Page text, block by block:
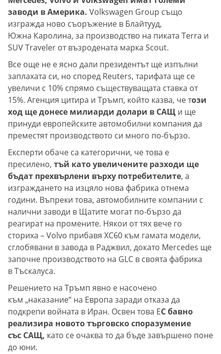
заводи в Америка. Volkswagen Group също
изгражда ново съоръжение в Блайтууд,
Южна Каролина, за производство на пиката Terra и
SUV Traveler от възродената марка Scout.
Все още не е ясно дали президентът ще изпълни
заплахата си, но според Reuters, тарифата ще се
увеличи с 10% спрямо съществуващата ставка от
15%. Агенция цитира и Тръмп, който казва, че този
ход ще донесе милиарди долари в САЩ и ще
принуди европейските автомобилни компания да
преместят производството си много по-бързо.
Експерти обаче са категорични, че това е
пресилено, тъй като увеличените разходи ще
бъдат прехвърлени върху потребителите, а
изграждането на изцяло нова фабрика отнема
години. Въпреки това, автомобилните компании с
налични заводи в Щатите могат по-бързо да
реагират на промените. Някои от тях вече го
сториха – Volvo прибавя XC60 към гамата модели,
сглобявани в завода в Раджвил, докато Mercedes ще
започне производството на GLC в своята фабрика
в Тъскалуса.
Решението на Тръмп явно е насочено
към „наказание“ на Европа заради отказа да
подкрепи войната в Иран. Освен това ЕС бавно
реализира новото търговско споразумение
със САЩ, като се очаква то да бъде завършено поне
до юни.